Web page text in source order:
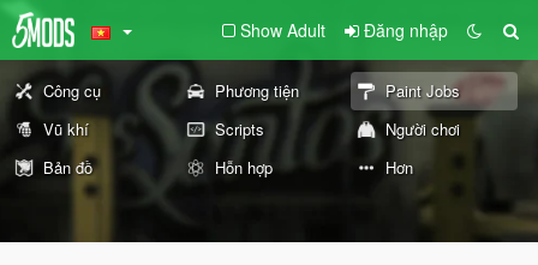
Show Adult Đăng nhập
Công cụ Phương tiện
Paint Jobs
Vũ khí
Scripts
Người chơi
Bản đồ
Hỗn hợp Hơn